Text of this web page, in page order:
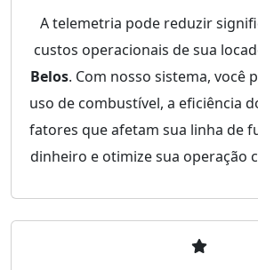
A telemetria pode reduzir
custos operacionais de sua
Belos. Com nosso sistema, você
uso de combustível, a eficiência
fatores que afetam sua linha de
dinheiro e otimize sua operação